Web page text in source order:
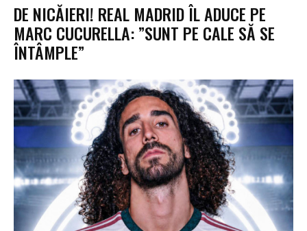
DE NICĂIERI! REAL MADRID ÎL ADUCE PE
MARC CUCURELLA: ”SUNT PE CALE SĂ SE
ÎNTÂMPLE”